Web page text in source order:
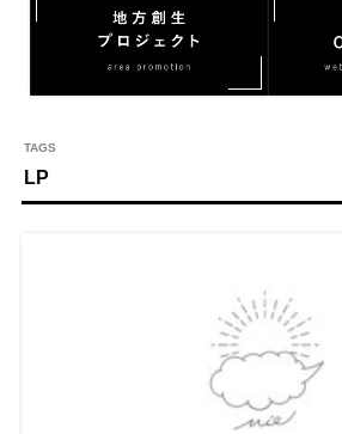
LP